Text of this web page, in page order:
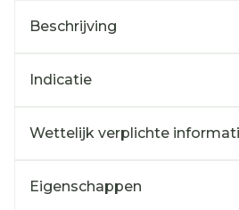
Beschrijving
Indicatie
Wettelijk verplichte
Eigenschappen